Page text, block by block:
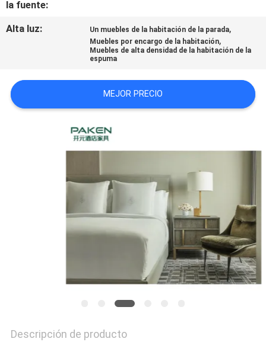
UNA
CITA
DEL
SITIO
la fuente:
Alta luz: Un muebles de la habitación de la parada,
Muebles por encargo de la habitación,
Muebles de alta densidad de la habitación de la
espuma
MEJOR PRECIO
Descripción de producto